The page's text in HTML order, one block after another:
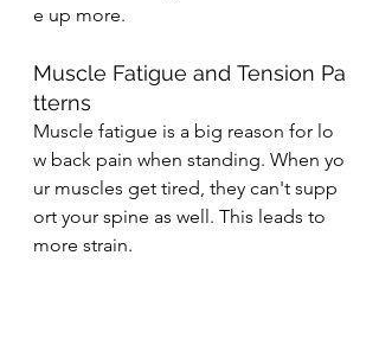
e up more.
Muscle Fatigue and Tension Pa
tterns
Muscle fatigue is a big reason for lo
w back pain when standing. When yo
ur muscles get tired, they can't supp
ort your spine as well. This leads to
more strain.